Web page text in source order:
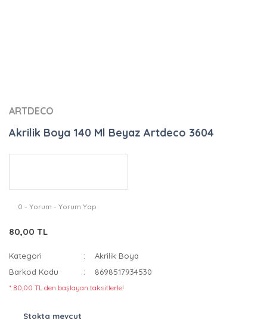
ARTDECO
Akrilik Boya 140 Ml Beyaz Artdeco 3604
0 - Yorum - Yorum Yap
80,00 TL
Kategori
Akrilik Boya
Barkod Kodu
8698517934530
* 80,00 TL den başlayan taksitlerle!
Stokta mevcut